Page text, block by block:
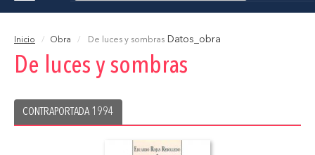
Inicio Obra De luces y sombras Datos_obra
De luces y sombras
CONTRAPORTADA 1994